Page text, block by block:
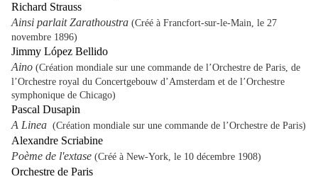
Richard Strauss
Ainsi parlait Zarathoustra (Créé à Francfort-sur-le-Main, le 27
novembre 1896)
Jimmy López Bellido
Aino (Création mondiale sur une commande de l’Orchestre de Paris, de
l’Orchestre royal du Concertgebouw d’Amsterdam et de l’Orchestre
symphonique de Chicago)
Pascal Dusapin
A Linea (Création mondiale sur une commande de l’Orchestre de Paris)
Alexandre Scriabine
Poème de l'extase (Créé à New-York, le 10 décembre 1908)
Orchestre de Paris